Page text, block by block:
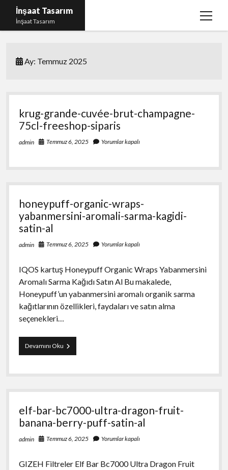
İnşaat Tasarım
İnşaat Tasarım
menüyü
Instagram Türk Takipçi Yükleme Ücretsiz
Tumblr Takipçi Hilesi Bedava Şifresiz
Ay: Temmuz 2025
krug-grande-cuvée-brut-champagne-
75cl-freeshop-siparis
admin Temmuz 6, 2025 Yorumlar kapalı
honeypuff-organic-wraps-
yabanmersini-aromali-sarma-kagidi-
satin-al
admin Temmuz 6, 2025 Yorumlar kapalı
IQOS kartuş Honeypuff Organic Wraps Yabanmersini
Aromalı Sarma Kağıdı Satın Al Bu makalede,
Honeypuff’un yabanmersini aromalı organik sarma
kağıtlarının özellikleri, faydaları ve satın alma
seçenekleri…
Devamını Okuhoneypuff-
organic-
yabanmersini-
sarma-
satin-
elf-bar-bc7000-ultra-dragon-fruit-
banana-berry-puff-satin-al
admin Temmuz 6, 2025 Yorumlar kapalı
GIZEH Filtreler Elf Bar Bc7000 Ultra Dragon Fruit